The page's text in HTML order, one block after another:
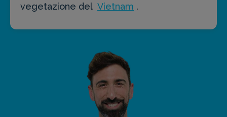
vegetazione del Vietnam .